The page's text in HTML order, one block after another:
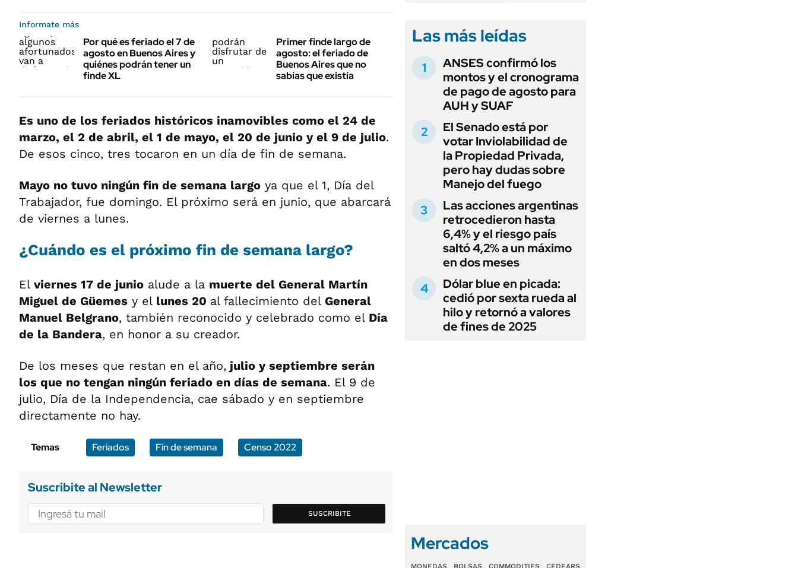
Informate más
Por qué es feriado el 7 de
agosto en Buenos Aires y
quiénes podrán tener un
finde XL
Primer finde largo de
agosto: el feriado de
Buenos Aires que no
sabías que existía
Es uno de los feriados históricos inamovibles como el 24 de
marzo, el 2 de abril, el 1 de mayo, el 20 de junio y el 9 de julio.
De esos cinco, tres tocaron en un día de fin de semana.
Mayo no tuvo ningún fin de semana largo ya que el 1, Día del
Trabajador, fue domingo. El próximo será en junio, que abarcará
de viernes a lunes.
¿Cuándo es el próximo fin de semana largo?
El viernes 17 de junio alude a la muerte del General Martín
Miguel de Güemes y el lunes 20 al fallecimiento del General
Manuel Belgrano, también reconocido y celebrado como el Día
de la Bandera, en honor a su creador.
De los meses que restan en el año, julio y septiembre serán
los que no tengan ningún feriado en días de semana. El 9 de
julio, Día de la Independencia, cae sábado y en septiembre
directamente no hay.
Temas Feriados Fin de semana Censo 2022
Suscribite al Newsletter
SUSCRIBITE
Las más leídas
ANSES confirmó los
montos y el cronograma
de pago de agosto para
AUH y SUAF
El Senado está por
votar Inviolabilidad de
la Propiedad Privada,
pero hay dudas sobre
Manejo del fuego
Las acciones argentinas
retrocedieron hasta
6,4% y el riesgo país
saltó 4,2% a un máximo
en dos meses
Dólar blue en picada:
cedió por sexta rueda al
hilo y retornó a valores
de fines de 2025
Mercados
MONEDAS BOLSAS COMMODITIES CEDEARS